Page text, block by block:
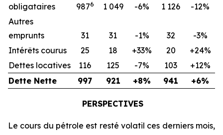
obligataires
9876 1 049 -6% 1 126
-12%
Autres
emprunts
31 31 -1% 32
-3%
Intérêts courus
25 18 +33% 20
+24%
Dettes locatives
116 125 -7% 103
+12%
Dette Nette
997 921 +8% 941 +6%
PERSPECTIVES
Le cours du pétrole est resté volatil ces derniers mois,